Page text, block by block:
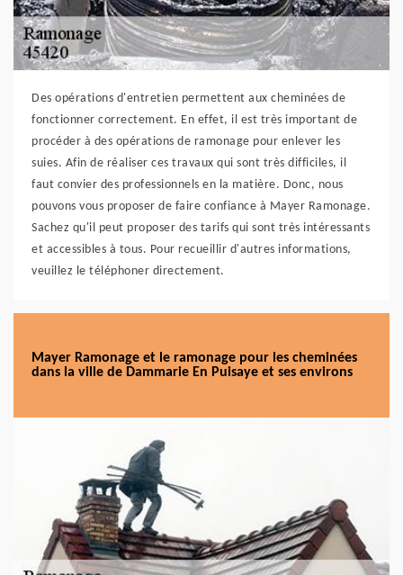
Des opérations d'entretien permettent aux cheminées de
fonctionner correctement. En effet, il est très important de
procéder à des opérations de ramonage pour enlever les
suies. Afin de réaliser ces travaux qui sont très difficiles, il
faut convier des professionnels en la matière. Donc, nous
pouvons vous proposer de faire confiance à Mayer Ramonage.
Sachez qu'il peut proposer des tarifs qui sont très intéressants
et accessibles à tous. Pour recueillir d'autres informations,
veuillez le téléphoner directement.
Mayer Ramonage et le ramonage pour les cheminées
dans la ville de Dammarie En Puisaye et ses environs